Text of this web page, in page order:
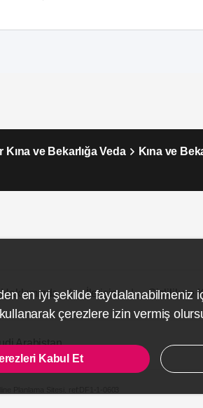
Kına ve Bekarlığa Veda
Kına ve
Hakkımızda İletişim Gizlilik ve
Arabistan
Planlama Sitesi.
en iyi şekilde faydalanabilmeniz
çerezlere izin vermiş
Kabul Et